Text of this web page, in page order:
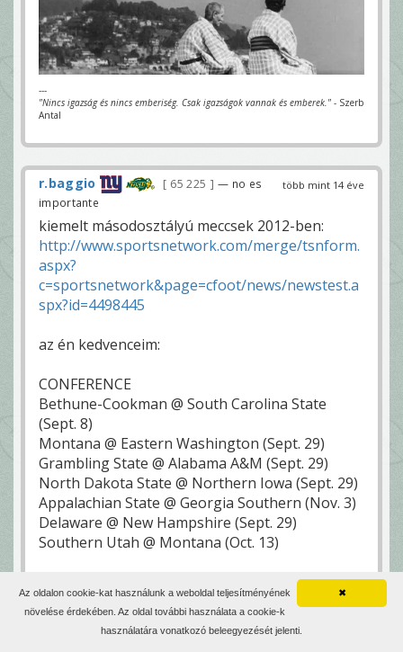
---
"Nincs igazság és nincs emberiség. Csak igazságok vannak és emberek." - Szerb
Antal
több mint 14 éve
r.baggio 65 225
— no es
importante
kiemelt másodosztályú meccsek 2012-ben:
http://www.sportsnetwork.com/merge/tsnform.
aspx?
c=sportsnetwork&page=cfoot/news/newstest.a
spx?id=4498445
az én kedvenceim:
CONFERENCE
Bethune-Cookman @ South Carolina State
(Sept. 8)
Montana @ Eastern Washington (Sept. 29)
Grambling State @ Alabama A&M (Sept. 29)
North Dakota State @ Northern Iowa (Sept. 29)
Appalachian State @ Georgia Southern (Nov. 3)
Delaware @ New Hampshire (Sept. 29)
Southern Utah @ Montana (Oct. 13)
UC Davis @ Cal Poly (Sept. 22)
Sam Houston State - Stephen F. Austin (Oct. 6)
Alabama A&M - Alabama State (Oct. 27)
✖
Az oldalon cookie-kat használunk a weboldal teljesítményének
növelése érdekében. Az oldal további használata a cookie-k
használatára vonatkozó beleegyezését jelenti.